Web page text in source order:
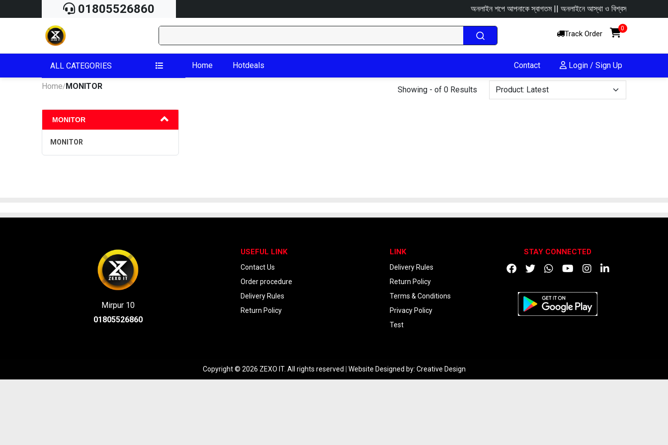
01805526860 অনলাইন শপে আপনাকে স্বাগতম || অনলাইনে আস্থা ও বিশ্বস্ততার সাথে সারা
Track Order
0
ALL CATEGORIES Home Hotdeals Contact Login / Sign Up
Home/MONITOR Showing - of 0 Results
MONITOR
MONITOR
Mirpur 10
01805526860
USEFUL LINK
Contact Us
Order procedure
Delivery Rules
Return Policy
LINK
Delivery Rules
Return Policy
Terms & Conditions
Privacy Policy
Test
STAY CONNECTED
Copyright © 2026 ZEXO IT. All rights reserved Website Designed by: Creative Design